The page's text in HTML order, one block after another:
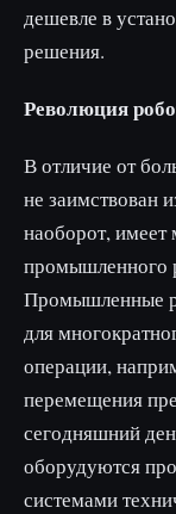
дешевле в
решения.
Революция
В отличие от
не заимствован
наоборот, имеет
промышленного
Промышленные
для
операции,
перемещения
сегодняшний
оборудуются
системами